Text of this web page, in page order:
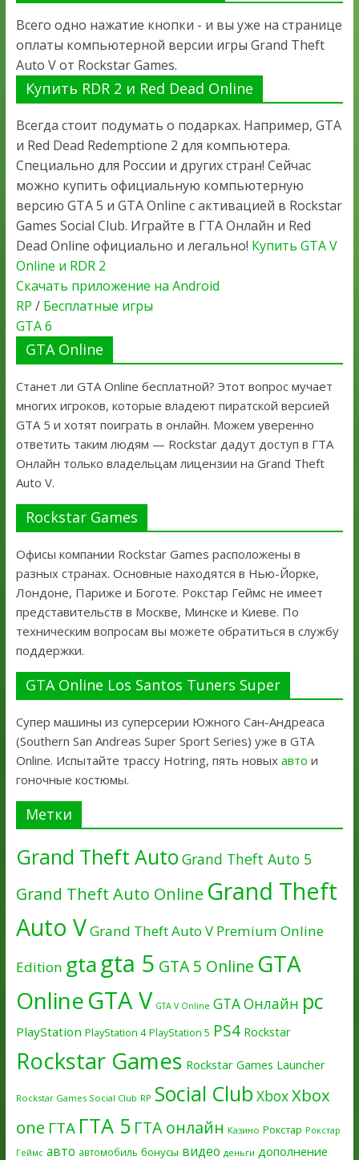
Всего одно нажатие кнопки - и вы уже на странице
оплаты компьютерной версии игры Grand Theft
Auto V от Rockstar Games.
Купить RDR 2 и Red Dead Online
Всегда стоит подумать о подарках. Например, GTA
и Red Dead Redemptione 2 для компьютера.
Специально для России и других стран! Сейчас
можно купить официальную компьютерную
версию GTA 5 и GTA Online с активацией в Rockstar
Games Social Club. Играйте в ГТА Онлайн и Red
Dead Online официально и легально! Купить GTA V
Online и RDR 2
Скачать приложение на Android
RP / Бесплатные игры
GTA 6
GTA Online
Станет ли GTA Online бесплатной? Этот вопрос мучает
многих игроков, которые владеют пиратской версией
GTA 5 и хотят поиграть в онлайн. Можем уверенно
ответить таким людям — Rockstar дадут доступ в ГТА
Онлайн только владельцам лицензии на Grand Theft
Auto V.
Rockstar Games
Офисы компании Rockstar Games расположены в
разных странах. Основные находятся в Нью-Йорке,
Лондоне, Париже и Боготе. Рокстар Геймс не имеет
представительств в Москве, Минске и Киеве. По
техническим вопросам вы можете обратиться в службу
поддержки.
GTA Online Los Santos Tuners Super
Супер машины из суперсерии Южного Сан-Андреаса
(Southern San Andreas Super Sport Series) уже в GTA
Online. Испытайте трассу Hotring, пять новых авто и
гоночные костюмы.
Метки
Grand Theft Auto Grand Theft Auto 5
Grand Theft Auto Online Grand Theft
Auto VGrand Theft Auto V Premium Online
Edition gtagta 5 GTA 5 Online GTA
OnlineGTA V GTA V Online GTA Онлайн pc
PlayStation PlayStation 4 PlayStation 5 PS4 Rockstar
Rockstar Games Rockstar Games Launcher
Rockstar Games Social Club RP Social Club XboxXbox
one ГТА ГТА 5 ГТА онлайн Казино Рокстар Рокстар
Геймс авто автомобиль бонусы видео деньги дополнение